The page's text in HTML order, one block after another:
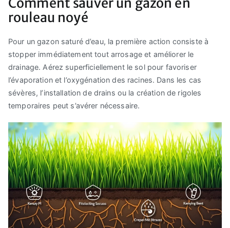
rouleau noyé
Pour un gazon saturé d’eau, la première action consiste à
stopper immédiatement tout arrosage et améliorer le
drainage. Aérez superficiellement le sol pour favoriser
l’évaporation et l’oxygénation des racines. Dans les cas
sévères, l’installation de drains ou la création de rigoles
temporaires peut s’avérer nécessaire.